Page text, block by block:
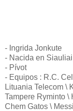
- Ingrida Jonkute
- Nacida en
- Pívot
- Equipos : R.C.
Lituania Telecom \
Tampere Ryminto \
Chem Gatos \